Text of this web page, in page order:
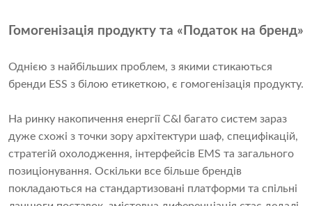
Гомогенізація продукту та «Податок на бренд»
Однією з найбільших проблем, з якими стикаються
бренди ESS з білою етикеткою, є гомогенізація продукту.
На ринку накопичення енергії C&I багато систем зараз
дуже схожі з точки зору архітектури шаф, специфікацій,
стратегій охолодження, інтерфейсів EMS та загального
позиціонування. Оскільки все більше брендів
покладаються на стандартизовані платформи та спільні